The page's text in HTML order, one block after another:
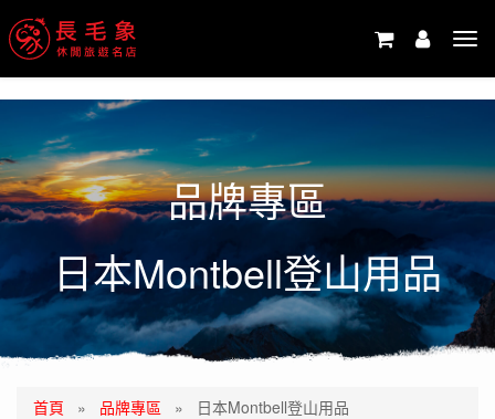
品牌專區
日本Montbell登山用品
首頁 » 品牌專區 » 日本Montbell登山用品